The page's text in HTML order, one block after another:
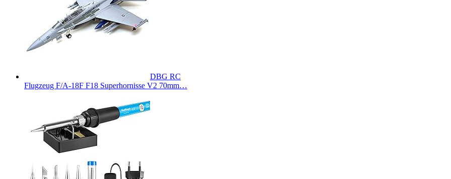
DBG RC
Flugzeug F/A-18F F18 Superhornisse V2 70mm…